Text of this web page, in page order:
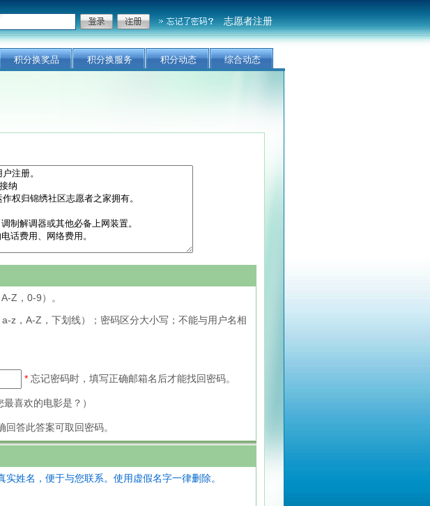
志愿者注册
积分换奖品 积分换服务 积分动态 综合动态
Z，0-9）。
z，A-Z，下划线）；密码区分大小写；不能与用户名相
*忘记密码时，填写正确邮箱名后才能找回密码。
喜欢的电影是？）
答此答案可取回密码。
实姓名，便于与您联系。使用虚假名字一律删除。